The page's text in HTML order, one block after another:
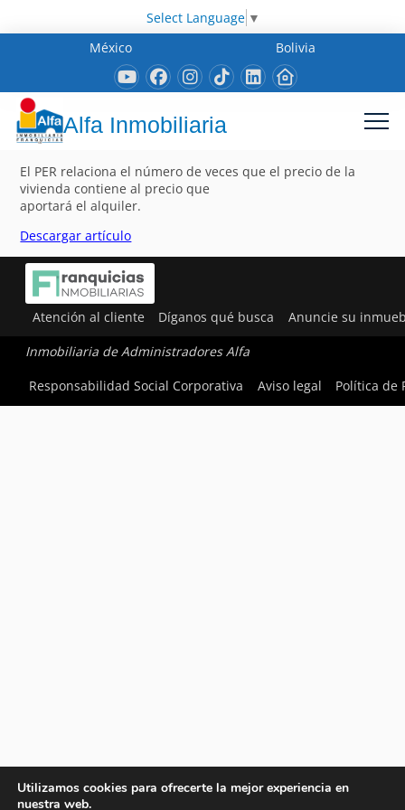
Select Language ▼
México
Bolivia
Alfa Inmobiliaria
El PER relaciona el número de veces que el precio de la
vivienda contiene al precio que
aportará el alquiler.
Descargar artículo
Atención al cliente Díganos qué busca Anuncie su
Inmobiliaria de Administradores Alfa
Responsabilidad Social Corporativa
Aviso legal Política de
Utilizamos cookies para ofrecerte la mejor experiencia en
nuestra web.